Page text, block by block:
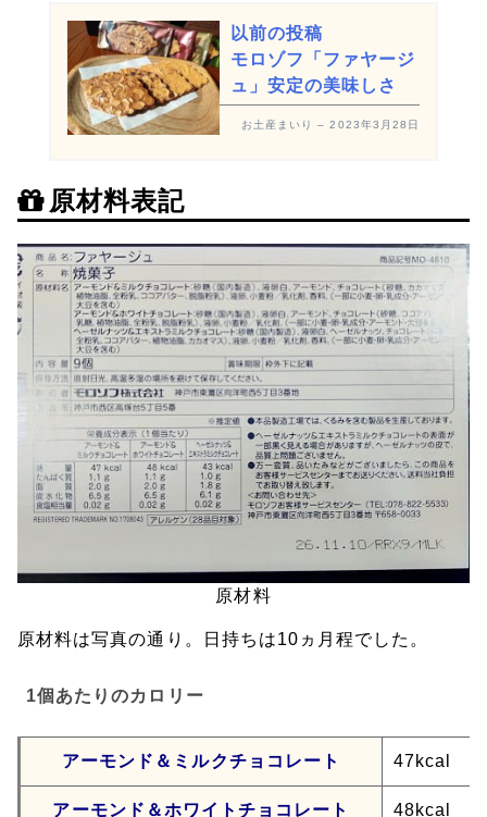
以前の投稿
モロゾフ「ファヤージ
ュ」安定の美味しさ
お土産まいり – 2023年3月28日
原材料表記
原材料
原材料は写真の通り。日持ちは10ヵ月程でした。
1個あたりのカロリー
アーモンド＆ミルクチョコレート 47kcal
アーモンド＆ホワイトチョコレート 48kcal